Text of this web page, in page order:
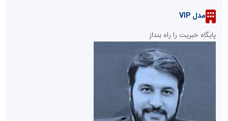
مدل VIP
پایگاه خبریت را راه بنداز